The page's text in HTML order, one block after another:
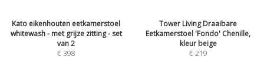
Kato eikenhouten eetkamerstoel
whitewash - met grijze zitting - set
van 2
€398
Tower Living Draaibare
Eetkamerstoel 'Fondo' Chenille,
kleur beige
€219